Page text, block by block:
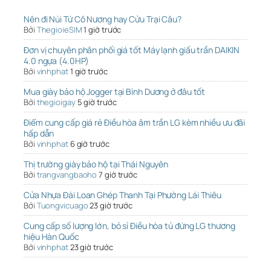
Nên đi Núi Tứ Cô Nương hay Cửu Trại Câu?
Bởi ThegioieSIM1 giờ trước
Đơn vị chuyên phân phối giá tốt Máy lạnh giấu trần DAIKIN
4.0 ngựa (4.0HP)
Bởi vinhphat1 giờ trước
Mua giày bảo hộ Jogger tại Bình Dương ở đâu tốt
Bởi thegioigay 5 giờ trước
Điểm cung cấp giá rẻ Điều hòa âm trần LG kèm nhiều ưu đãi
hấp dẫn
Bởi vinhphat 6 giờ trước
Thị trường giày bảo hộ tại Thái Nguyên
Bởi trangvangbaoho 7 giờ trước
Cửa Nhựa Đài Loan Ghép Thanh Tại Phường Lái Thiêu
Bởi Tuongvicuago23 giờ trước
Cung cấp số lượng lớn, bỏ sỉ Điều hòa tủ đứng LG thương
hiệu Hàn Quốc
Bởi vinhphat23 giờ trước